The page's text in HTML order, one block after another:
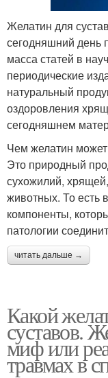
Желатин для
сегодняшний день
масса статей в
периодические
натуральный
оздоровления
сегодняшнем
Чем желатин
Это природный
сухожилий,
животных. То есть
компоненты,
патологии
читать дальше →
Какой
суставов.
миф или
травмах в